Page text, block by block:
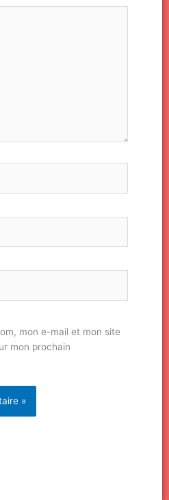
mon e-mail et mon site
mon prochain